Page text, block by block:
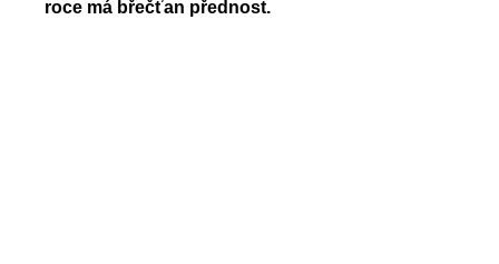
roce má břečťan přednost.